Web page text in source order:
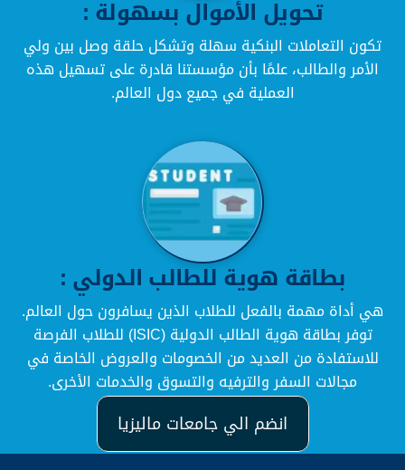
تحويل الأموال بسهولة :
تكون التعاملات البنكية سهلة وتشكل حلقة وصل بين ولي
الأمر والطالب، علمًا بأن مؤسستنا قادرة على تسهيل هذه
العملية في جميع دول العالم.
بطاقة هوية للطالب الدولي :
هي أداة مهمة بالفعل للطلاب الذين يسافرون حول العالم.
توفر بطاقة هوية الطالب الدولية (ISIC) للطلاب الفرصة
للاستفادة من العديد من الخصومات والعروض الخاصة في
مجالات السفر والترفيه والتسوق والخدمات الأخرى.
انضم الي جامعات ماليزيا